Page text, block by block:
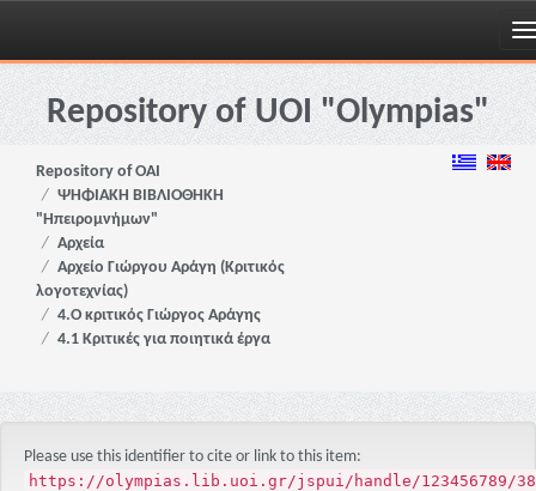
Skip
navigationRepository of UOI "Olympias"
Repository of OAI
ΨΗΦΙΑΚΗ ΒΙΒΛΙΟΘΗΚΗ
"Ηπειρομνήμων"
Αρχεία
Αρχείο Γιώργου Αράγη (Κριτικός
λογοτεχνίας)
4.Ο κριτικός Γιώργος Αράγης
4.1 Κριτικές για ποιητικά έργα
Please use this identifier to cite or link to this item:
https://olympias.lib.uoi.gr/jspui/handle/123456789/